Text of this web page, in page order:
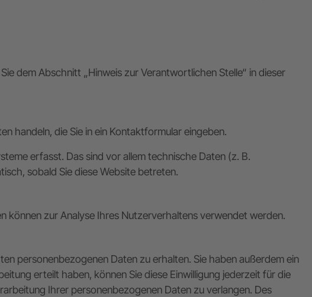
dem Abschnitt „Hinweis zur Verantwortlichen Stelle“ in dieser
handeln, die Sie in ein Kontaktformular eingeben.
erfasst. Das sind vor allem technische Daten (z. B.
sobald Sie diese Website betreten.
können zur Analyse Ihres Nutzerverhaltens verwendet werden.
personenbezogenen Daten zu erhalten. Sie haben außerdem ein
erteilt haben, können Sie diese Einwilligung jederzeit für die
Ihrer personenbezogenen Daten zu verlangen. Des